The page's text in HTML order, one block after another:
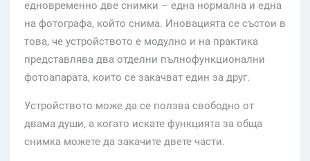
едновременно две снимки – една нормална и една
на фотографа, който снима. Иновацията се състои в
това, че устройството е модулно и на практика
представлява два отделни пълнофункционални
фотоапарата, които се закачват един за друг.
Устройството може да се ползва свободно от
двама души, а когато искате функцията за обща
снимка можете да закачите двете части.